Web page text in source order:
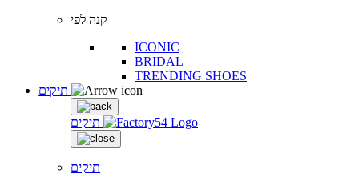
קנה לפי
ICONIC
BRIDAL
TRENDING SHOES
תיקים
תיקים